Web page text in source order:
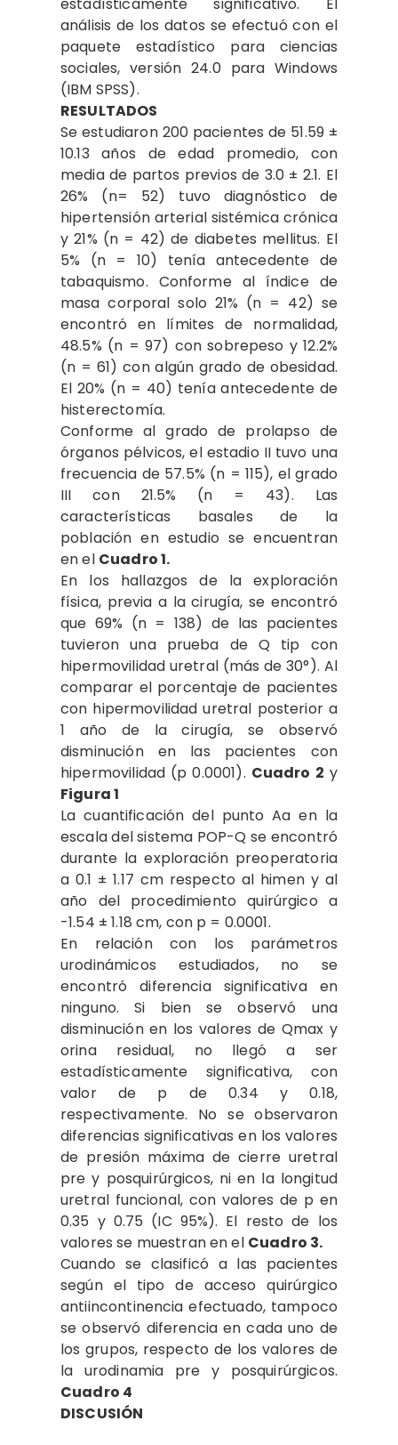
estadísticamente significativo. El
análisis de los datos se efectuó con el
paquete estadístico para ciencias
sociales, versión 24.0 para Windows
(IBM SPSS).
RESULTADOS
Se estudiaron 200 pacientes de 51.59 ±
10.13 años de edad promedio, con
media de partos previos de 3.0 ± 2.1. El
26% (n= 52) tuvo diagnóstico de
hipertensión arterial sistémica crónica
y 21% (n = 42) de diabetes mellitus. El
5% (n = 10) tenía antecedente de
tabaquismo. Conforme al índice de
masa corporal solo 21% (n = 42) se
encontró en límites de normalidad,
48.5% (n = 97) con sobrepeso y 12.2%
(n = 61) con algún grado de obesidad.
El 20% (n = 40) tenía antecedente de
histerectomía.
Conforme al grado de prolapso de
órganos pélvicos, el estadio II tuvo una
frecuencia de 57.5% (n = 115), el grado
III con 21.5% (n = 43). Las
características basales de la
población en estudio se encuentran
en el Cuadro 1.
En los hallazgos de la exploración
física, previa a la cirugía, se encontró
que 69% (n = 138) de las pacientes
tuvieron una prueba de Q tip con
hipermovilidad uretral (más de 30°). Al
comparar el porcentaje de pacientes
con hipermovilidad uretral posterior a
1 año de la cirugía, se observó
disminución en las pacientes con
hipermovilidad (p 0.0001). Cuadro 2 y
Figura 1
La cuantificación del punto Aa en la
escala del sistema POP-Q se encontró
durante la exploración preoperatoria
a 0.1 ± 1.17 cm respecto al himen y al
año del procedimiento quirúrgico a
-1.54 ± 1.18 cm, con p = 0.0001.
En relación con los parámetros
urodinámicos estudiados, no se
encontró diferencia significativa en
ninguno. Si bien se observó una
disminución en los valores de Qmax y
orina residual, no llegó a ser
estadísticamente significativa, con
valor de p de 0.34 y 0.18,
respectivamente. No se observaron
diferencias significativas en los valores
de presión máxima de cierre uretral
pre y posquirúrgicos, ni en la longitud
uretral funcional, con valores de p en
0.35 y 0.75 (IC 95%). El resto de los
valores se muestran en el Cuadro 3.
Cuando se clasificó a las pacientes
según el tipo de acceso quirúrgico
antiincontinencia efectuado, tampoco
se observó diferencia en cada uno de
los grupos, respecto de los valores de
la urodinamia pre y posquirúrgicos.
Cuadro 4
DISCUSIÓN